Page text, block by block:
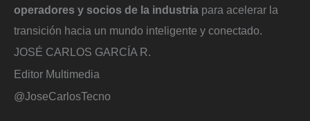
operadores y socios de la industria para acelerar la
transición hacia un mundo inteligente y conectado.
JOSÉ CARLOS GARCÍA R.
Editor Multimedia
@JoseCarlosTecno